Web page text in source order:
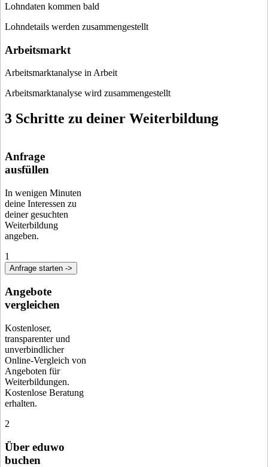
Lohndaten kommen bald
Lohndetails werden zusammengestellt
Arbeitsmarkt
Arbeitsmarktanalyse in Arbeit
Arbeitsmarktanalyse wird zusammengestellt
3 Schritte zu deiner Weiterbildung
Anfrage
ausfüllen
In wenigen Minuten
deine Interessen zu
deiner gesuchten
Weiterbildung
angeben.
1
Anfrage starten ->
Angebote
vergleichen
Kostenloser,
transparenter und
unverbindlicher
Online-Vergleich von
Angeboten für
Weiterbildungen.
Kostenlose Beratung
erhalten.
2
Über eduwo
buchen